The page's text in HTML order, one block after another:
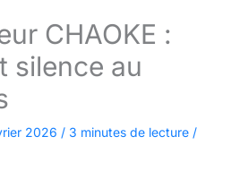
CHAOKE :
silence au
2026 / 3 minutes de lecture /